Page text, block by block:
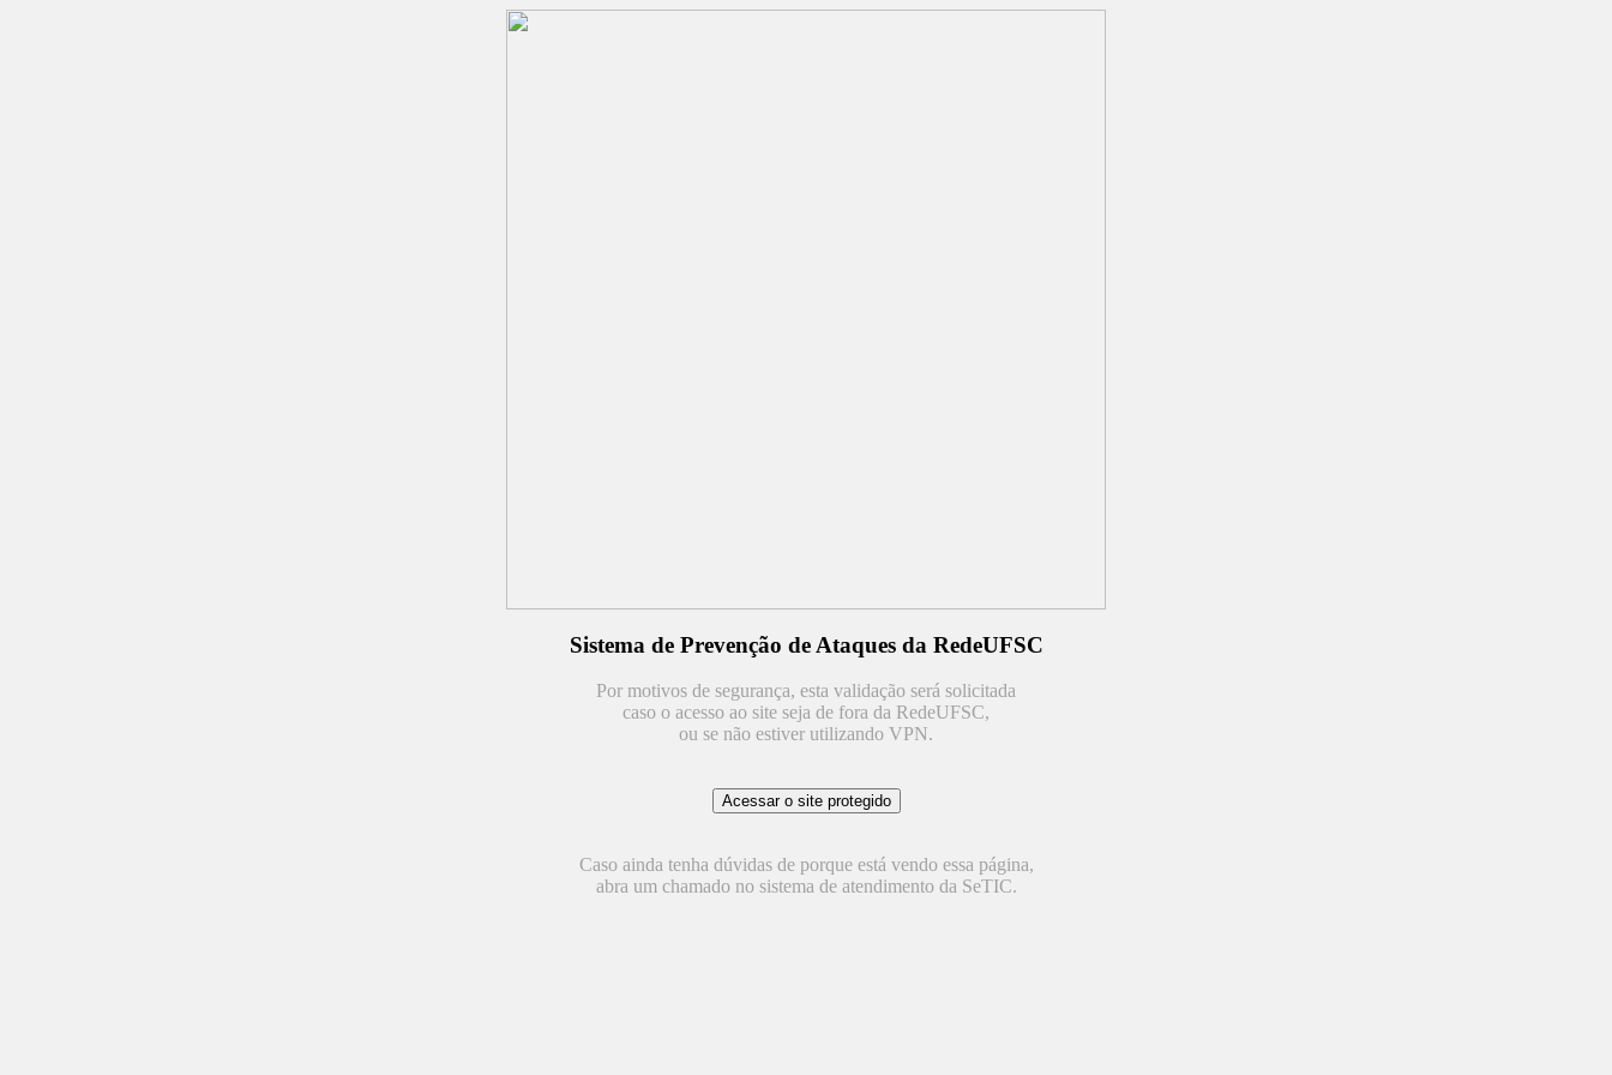
Sistema de Prevenção de Ataques da RedeUFSC
Por motivos de segurança, esta validação será solicitada
caso o acesso ao site seja de fora da RedeUFSC,
ou se não estiver utilizando VPN.
Caso ainda tenha dúvidas de porque está vendo essa página,
abra um chamado no sistema de atendimento da SeTIC.